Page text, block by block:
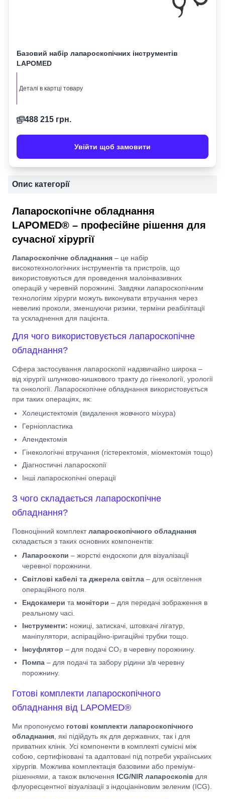
Базовий набір лапароскопічних інструментів
LAPOMED
Деталі в картці товару
488 215 грн.
Увійти щоб замовити
Опис категорії
Лапароскопічне обладнання
LAPOMED® – професійне рішення для
сучасної хірургії
Лапароскопічне обладнання – це набір
високотехнологічних інструментів та пристроїв, що
використовуються для проведення малоінвазивних
операцій у черевній порожнині. Завдяки лапароскопічним
технологіям хірурги можуть виконувати втручання через
невеликі проколи, зменшуючи ризики, терміни реабілітації
та ускладнення для пацієнта.
Для чого використовується лапароскопічне
обладнання?
Сфера застосування лапароскопії надзвичайно широка –
від хірургії шлунково-кишкового тракту до гінекології, урології
та онкології. Лапароскопічне обладнання використовується
при таких операціях, як:
Холецистектомія (видалення жовчного міхура)
Герніопластика
Апендектомія
Гінекологічні втручання (гістеректомія, міомектомія тощо)
Діагностичні лапароскопії
Інші лапароскопічні операції
З чого складається лапароскопічне
обладнання?
Повноцінний комплектлапароскопічного обладнання
складається з таких основних компонентів:
Лапароскопи – жорсткі ендоскопи для візуалізації
черевної порожнини.
Світлові кабелі та джерела світла – для освітлення
операційного поля.
Ендокамери та монітори – для передачі зображення в
реальному часі.
Інструменти: ножиці, затискачі, штовхачі лігатур,
маніпулятори, аспіраційно-іригаційні трубки тощо.
Інсуфлятор – для подачі CO₂ в черевну порожнину.
Помпа – для подачі та забору рідини з/в черевну
порожнину.
Готові комплекти лапароскопічного
обладнання від LAPOMED®
Ми пропонуємо готові комплекти лапароскопічного
обладнання , які підійдуть як для державних, так і для
приватних клінік. Усі компоненти в комплекті сумісні між
собою, сертифіковані та адаптовані під потреби українських
хірургів. Можлива комплектація базовими або преміум-
рішеннями, а також включення ICG/NIR лапароскопів для
флуоресцентної візуалізації з індоціаніновим зеленим (ICG).